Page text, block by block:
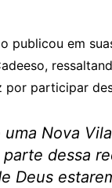
publicou em
por participar
uma Nova
dessa
Deus